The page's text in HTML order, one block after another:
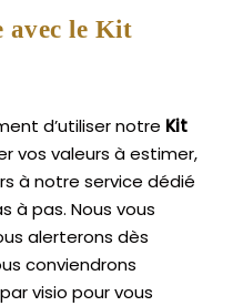
avec le Kit
d’utiliser notre Kit
vos valeurs à estimer,
à notre service dédié
à pas. Nous vous
alerterons dès
conviendrons
visio pour vous